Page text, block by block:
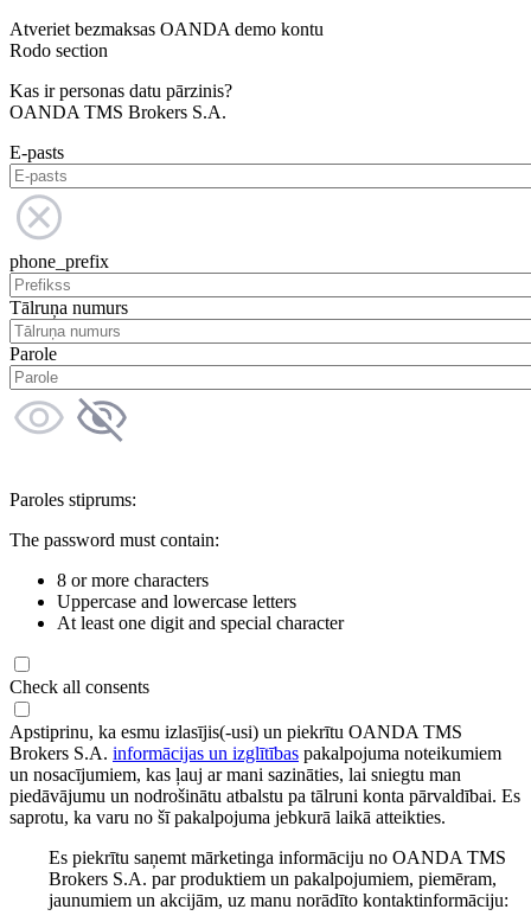
Atveriet bezmaksas OANDA demo kontu
Rodo section
Kas ir personas datu pārzinis?
OANDA TMS Brokers S.A.
E-pasts
phone_prefix
Tālruņa numurs
Parole
Paroles stiprums:
The password must contain:
8 or more characters
Uppercase and lowercase letters
At least one digit and special character
Check all consents
Apstiprinu, ka esmu izlasījis(-usi) un piekrītu OANDA TMS
Brokers S.A. informācijas un izglītības pakalpojuma noteikumiem
un nosacījumiem, kas ļauj ar mani sazināties, lai sniegtu man
piedāvājumu un nodrošinātu atbalstu pa tālruni konta pārvaldībai. Es
saprotu, ka varu no šī pakalpojuma jebkurā laikā atteikties.
Es piekrītu saņemt mārketinga informāciju no OANDA TMS
Brokers S.A. par produktiem un pakalpojumiem, piemēram,
jaunumiem un akcijām, uz manu norādīto kontaktinformāciju: